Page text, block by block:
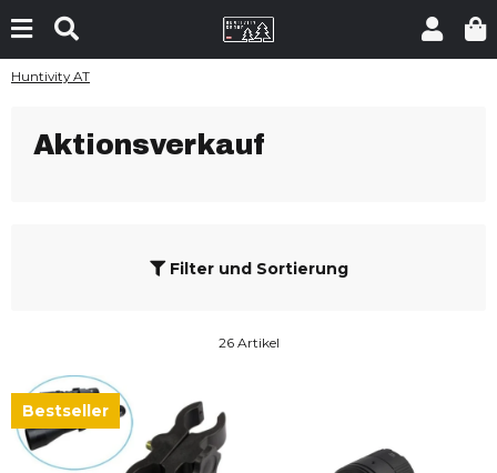
Huntivity AT
Aktionsverkauf
Filter und Sortierung
26 Artikel
Bestseller